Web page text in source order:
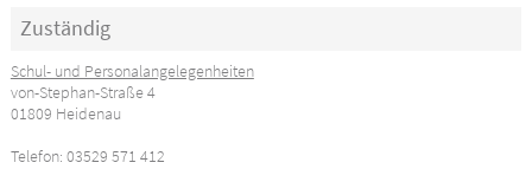
Zuständig
Schul- und Personalangelegenheiten
von-Stephan-Straße 4
01809 Heidenau
Telefon: 03529 571 412